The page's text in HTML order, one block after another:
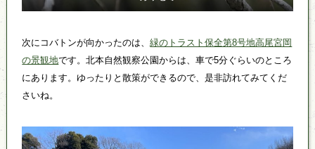
次にコバトンが向かったのは、緑のトラスト保全第8号地高尾宮岡
の景観地です。北本自然観察公園からは、車で5分ぐらいのところ
にあります。ゆったりと散策ができるので、是非訪れてみてくだ
さいね。